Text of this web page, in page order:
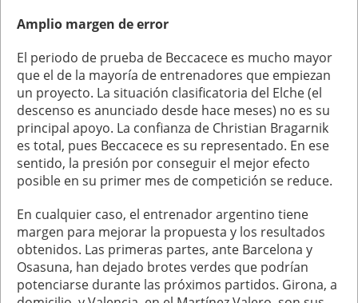
Amplio margen de error
El periodo de prueba de Beccacece es mucho mayor
que el de la mayoría de entrenadores que empiezan
un proyecto. La situación clasificatoria del Elche (el
descenso es anunciado desde hace meses) no es su
principal apoyo. La confianza de Christian Bragarnik
es total, pues Beccacece es su representado. En ese
sentido, la presión por conseguir el mejor efecto
posible en su primer mes de competición se reduce.
En cualquier caso, el entrenador argentino tiene
margen para mejorar la propuesta y los resultados
obtenidos. Las primeras partes, ante Barcelona y
Osasuna, han dejado brotes verdes que podrían
potenciarse durante las próximos partidos. Girona, a